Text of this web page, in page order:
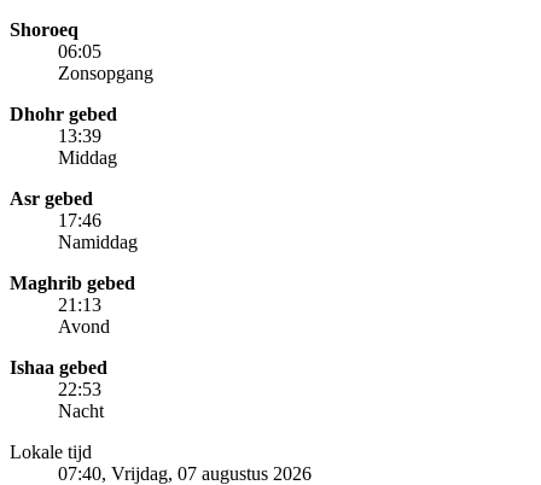
Shoroeq
06:05
Zonsopgang
Dhohr gebed
13:39
Middag
Asr gebed
17:46
Namiddag
Maghrib gebed
21:13
Avond
Ishaa gebed
22:53
Nacht
Lokale tijd
07:40, Vrijdag, 07 augustus 2026